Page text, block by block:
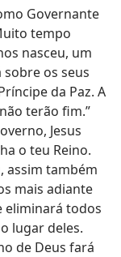
Governante
tempo
nasceu, um
os seus
da Paz. A
terão fim.”
Jesus
o teu Reino.
assim também
mais adiante
eliminará todos
lugar deles.
de Deus fará